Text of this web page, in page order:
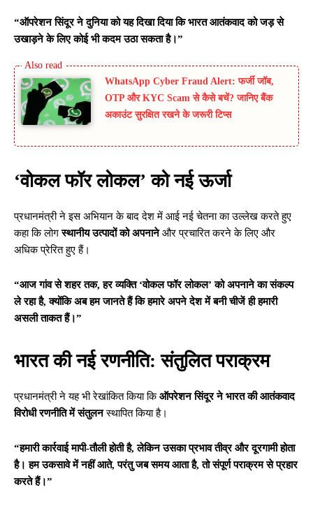
“ऑपरेशन सिंदूर ने दुनिया को यह दिखा दिया कि भारत आतंकवाद को जड़ से
उखाड़ने के लिए कोई भी कदम उठा सकता है।”
WhatsApp Cyber Fraud Alert: फर्जी जॉब,
OTP और KYC Scam से कैसे बचें? जानिए बैंक
अकाउंट सुरक्षित रखने के जरूरी टिप्स
‘वोकल फॉर लोकल’ को नई ऊर्जा
प्रधानमंत्री ने इस अभियान के बाद देश में आई नई चेतना का उल्लेख करते हुए
कहा कि लोगस्थानीय उत्पादों को अपनानेऔर प्रचारित करने के लिए और
अधिक प्रेरित हुए हैं।
“आज गांव से शहर तक, हर व्यक्ति ‘वोकल फॉर लोकल’ को अपनाने का संकल्प
ले रहा है, क्योंकि अब हम जानते हैं कि हमारे अपने देश में बनी चीजें ही हमारी
असली ताकत हैं।”
भारत की नई रणनीति: संतुलित पराक्रम
प्रधानमंत्री ने यह भी रेखांकित किया किऑपरेशन सिंदूर ने भारत की आतंकवाद
विरोधी रणनीति में संतुलनस्थापित किया है।
“हमारी कार्रवाई मापी-तौली होती है, लेकिन उसका प्रभाव तीव्र और दूरगामी होता
है। हम उकसावे में नहीं आते, परंतु जब समय आता है, तो संपूर्ण पराक्रम से प्रहार
करते हैं।”